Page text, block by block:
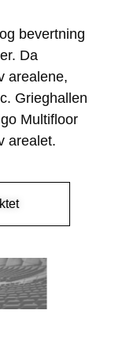
bevertning
Da
arealene,
Grieghallen
Multifloor
arealet.